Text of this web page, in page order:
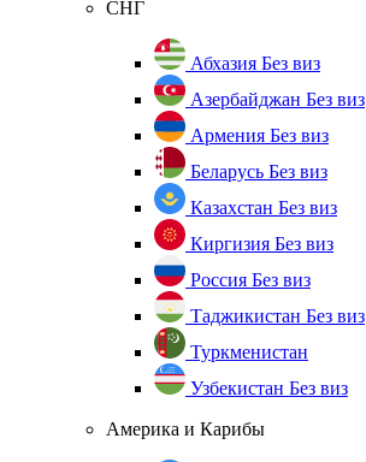
СНГ
Абхазия Без виз
Азербайджан Без виз
Армения Без виз
Беларусь Без виз
Казахстан Без виз
Киргизия Без виз
Россия Без виз
Таджикистан Без виз
Туркменистан
Узбекистан Без виз
Америка и Карибы